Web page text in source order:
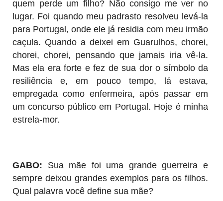
quem perde um filho? Não consigo me ver no
lugar. Foi quando meu padrasto resolveu levá-la
para Portugal, onde ele já residia com meu irmão
caçula. Quando a deixei em Guarulhos, chorei,
chorei, chorei, pensando que jamais iria vê-la.
Mas ela era forte e fez de sua dor o símbolo da
resiliência e, em pouco tempo, lá estava,
empregada como enfermeira, após passar em
um concurso público em Portugal. Hoje é minha
estrela-mor.
GABO:
Sua mãe foi uma grande guerreira e
sempre deixou grandes exemplos para os filhos.
Qual palavra você define sua mãe?